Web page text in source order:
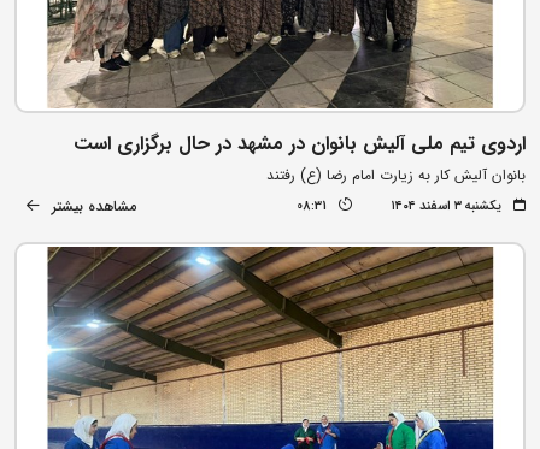
اردوی تیم ملی آلیش بانوان در مشهد در حال برگزاری است
بانوان آلیش کار به زیارت امام رضا (ع) رفتند
یکشنبه ۳ اسفند ۱۴۰۴ 08:31 مشاهده بیشتر